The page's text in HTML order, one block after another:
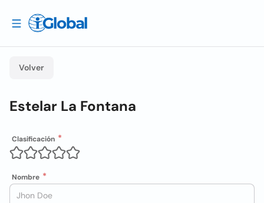
Volver
Estelar La Fontana
Clasificación
Nombre